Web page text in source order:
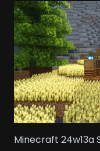
Minecraft 24w13a